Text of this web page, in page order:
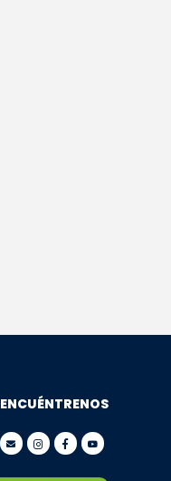
ENCUÉNTRENOS